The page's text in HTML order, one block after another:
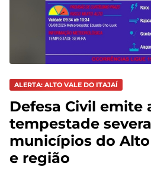
ALERTA: ALTO VALE DO ITAJAÍ
Defesa Civil emite
tempestade
municípios do
e região